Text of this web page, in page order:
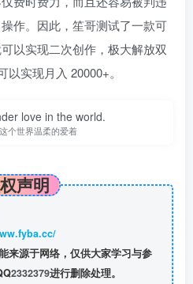
作。因此，笙哥测试了一款可
以实现二次创作，极大解放双
实现月入 20000+。
love in the world.
个世界温柔的爱着
声明
来源于网络，仅供大家学习与参
2332379进行删除处理。